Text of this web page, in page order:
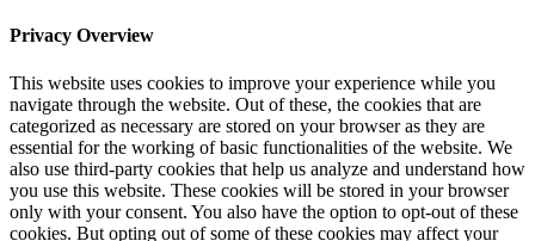
Privacy Overview
This website uses cookies to improve your experience while you
navigate through the website. Out of these, the cookies that are
categorized as necessary are stored on your browser as they are
essential for the working of basic functionalities of the website. We
also use third-party cookies that help us analyze and understand how
you use this website. These cookies will be stored in your browser
only with your consent. You also have the option to opt-out of these
cookies. But opting out of some of these cookies may affect your